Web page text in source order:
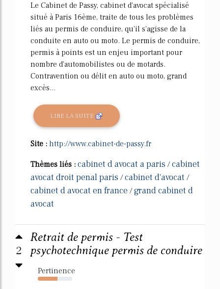
Le Cabinet de Passy, cabinet d'avocat spécialisé
situé à Paris 16ème, traite de tous les problèmes
liés au permis de conduire, qu'il s'agisse de la
conduite en auto ou moto. Le permis de conduire,
permis à points est un enjeu important pour
nombre d'automobilistes ou de motards.
Contravention ou délit en auto ou moto, grand
excès...
LIRE LA SUITE
Site : http://www.cabinet-de-passy.fr
Thèmes liés : cabinet d avocat a paris /cabinet
avocat droit penal paris /cabinet d'avocat /
cabinet d avocat en france /grand cabinet d
avocat
2
Retrait de permis - Test
psychotechnique permis de conduire
Pertinence
57%